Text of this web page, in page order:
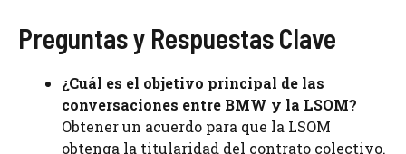
Preguntas y Respuestas Clave
¿Cuál es el objetivo principal de las
conversaciones entre BMW y la LSOM?
Obtener un acuerdo para que la LSOM
obtenga la titularidad del contrato colectivo.